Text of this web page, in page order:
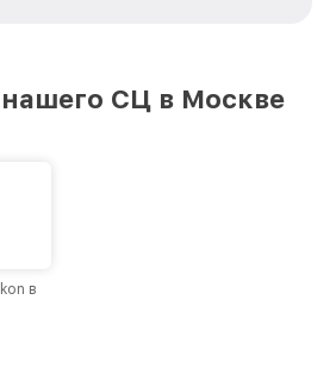
центром Leupold в городе
СЦ в Москве
в